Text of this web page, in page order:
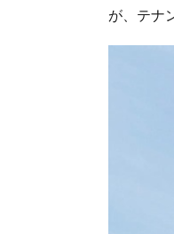
が、テナ